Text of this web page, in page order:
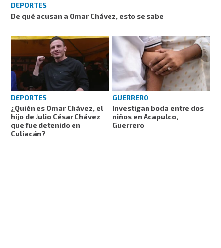
DEPORTES
De qué acusan a Omar Chávez, esto se sabe
DEPORTES
¿Quién es Omar Chávez, el
hijo de Julio César Chávez
que fue detenido en
Culiacán?
GUERRERO
Investigan boda entre dos
niños en Acapulco,
Guerrero